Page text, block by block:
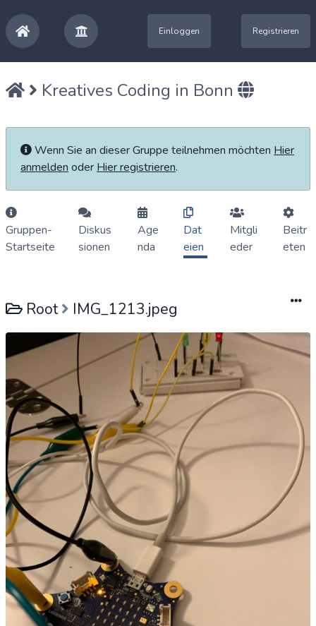
Einloggen Registrieren
Kreatives Coding in Bonn
Wenn Sie an dieser Gruppe teilnehmen möchten Hier
anmelden oder Hier registrieren.
Gruppen-
Startseite
Diskus
sionen
Age
nda
Dat
eien
Mitgli
eder
Beitr
eten
Root IMG_1213.jpeg